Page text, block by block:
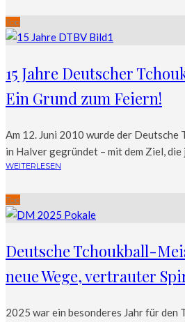
Top
15 Jahre Deutscher
Ein Grund zum Feiern!
Am 12. Juni 2010 wurde der Deutsche
in Halver gegründet – mit dem Ziel, die
WEITERLESEN
Top
Deutsche Tchoukball-
neue Wege, vertrauter
2025 war ein besonderes Jahr für den